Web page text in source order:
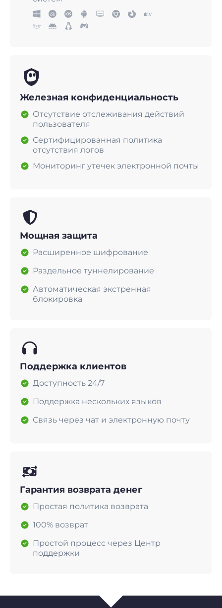
Железная конфиденциальность
Отсутствие отслеживания действий
пользователя
Сертифицированная политика
отсутствия логов
Мониторинг утечек электронной почты
Мощная защита
Расширенное шифрование
Раздельное туннелирование
Автоматическая экстренная
блокировка
Поддержка клиентов
Доступность 24/7
Поддержка нескольких языков
Связь через чат и электронную почту
Гарантия возврата денег
Простая политика возврата
100% возврат
Простой процесс через Центр
поддержки